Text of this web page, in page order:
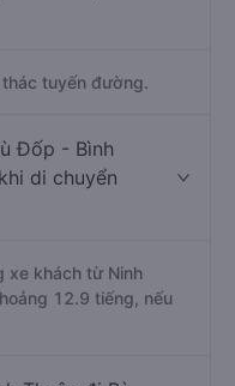
tuyến đường.
Đốp - Bình
di chuyển
xe khách từ Ninh
12.9 tiếng, nếu